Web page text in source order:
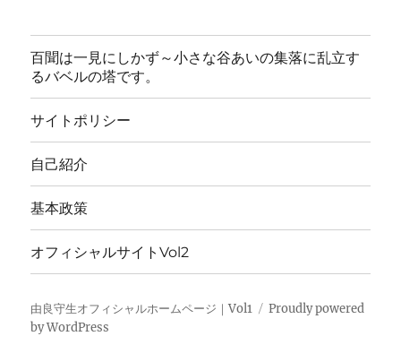
百聞は一見にしかず～小さな谷あいの集落に乱立す
るバベルの塔です。
サイトポリシー
自己紹介
基本政策
オフィシャルサイトVol2
由良守生オフィシャルホームページ｜Vol1
Proudly powered
by WordPress